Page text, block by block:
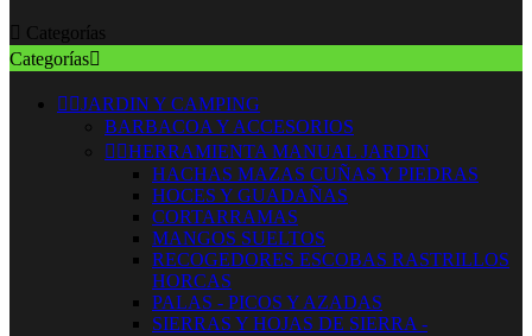
 Categorías
Categorías
 JARDIN Y CAMPING
BARBACOA Y ACCESORIOS
 HERRAMIENTA MANUAL JARDIN
HACHAS MAZAS CUÑAS Y PIEDRAS
HOCES Y GUADAÑAS
CORTARRAMAS
MANGOS SUELTOS
RECOGEDORES ESCOBAS RASTRILLOS
HORCAS
PALAS - PICOS Y AZADAS
SIERRAS Y HOJAS DE SIERRA -